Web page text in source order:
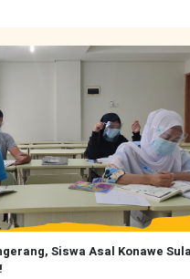
Siswa Asal Konawe